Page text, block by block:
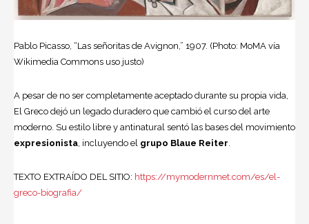
Pablo Picasso, “Las señoritas de Avignon,” 1907. (Photo: MoMA vía
Wikimedia Commons uso justo)
A pesar de no ser completamente aceptado durante su propia vida,
El Greco dejó un legado duradero que cambió el curso del arte
moderno. Su estilo libre y antinatural sentó las bases del movimiento
expresionista , incluyendo el grupo Blaue Reiter
TEXTO EXTRAÍDO DEL SITIO: https://mymodernmet.com/es/el-
greco-biografia/